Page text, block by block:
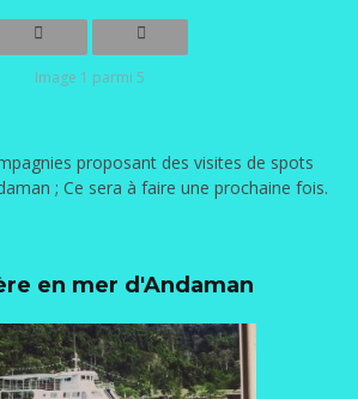
Image 1 parmi 5
proposant des visites de spots
; Ce sera à faire une prochaine fois.
en mer d'Andaman